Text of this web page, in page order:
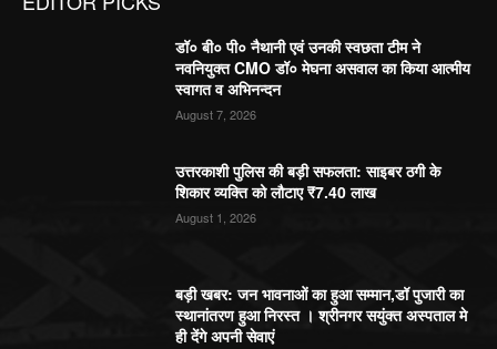
डॉ० बी० पी० नैथानी एवं उनकी स्वछता टीम ने
नवनियुक्त CMO डॉ० मेघना असवाल का किया आत्मीय
स्वागत व अभिनन्दन
August 7, 2026
उत्तरकाशी पुलिस की बड़ी सफलता: साइबर ठगी के
शिकार व्यक्ति को लौटाए ₹7.40 लाख
August 1, 2026
बड़ी खबर: जन भावनाओं का हुआ सम्मान,डॉ पुजारी का
स्थानांतरण हुआ निरस्त । श्रीनगर सयुंक्त अस्पताल मे
ही देंगे अपनी सेवाएं